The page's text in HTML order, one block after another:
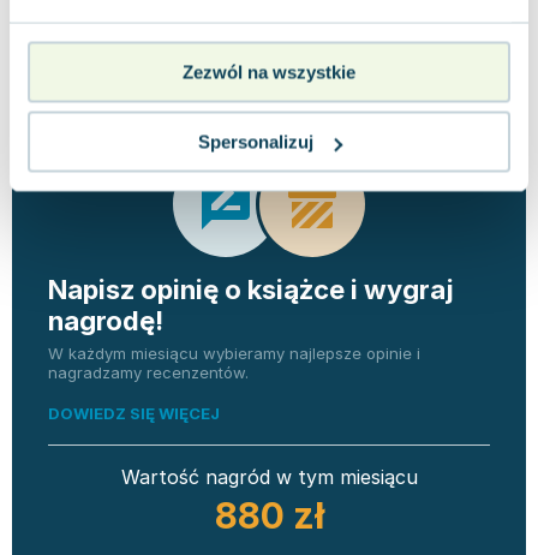
Zezwól na wszystkie
Spersonalizuj
Opinie
użytkowników
0 ocen i 0
Napisz opinię o książce i wygraj
nagrodę!
W każdym miesiącu wybieramy najlepsze opinie i
nagradzamy recenzentów.
DOWIEDZ SIĘ WIĘCEJ
Wartość nagród w tym miesiącu
880 zł